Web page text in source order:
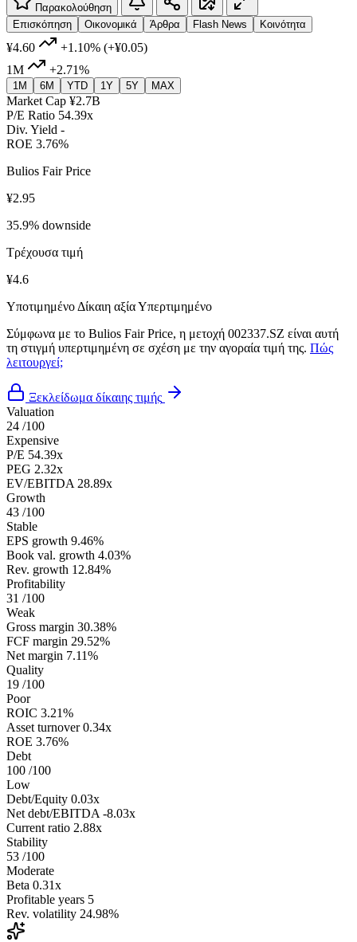
Παρακολούθηση
Επισκόπηση
Οικονομικά Άρθρα Flash News Κοινότητα
¥4.60 +1.10% (+¥0.05)
1M
+2.71%
1M 6M YTD 1Y 5Y MAX
Market Cap ¥2.7B
P/E Ratio 54.39x
Div. Yield -
ROE 3.76%
Bulios Fair Price
¥2.95
35.9% downside
Τρέχουσα τιμή
¥4.6
Υποτιμημένο Δίκαιη αξίαΥπερτιμημένο
Σύμφωνα με το Bulios Fair Price, η μετοχή 002337.SZ είναι αυτή
τη στιγμή υπερτιμημένη σε σχέση με την αγοραία τιμή της. Πώς
λειτουργεί;
Ξεκλείδωμα δίκαιης τιμής
Valuation
24 /100
Expensive
P/E 54.39x
PEG 2.32x
EV/EBITDA 28.89x
Growth
43 /100
Stable
EPS growth 9.46%
Book val. growth 4.03%
Rev. growth 12.84%
Profitability
31 /100
Weak
Gross margin 30.38%
FCF margin 29.52%
Net margin 7.11%
Quality
19 /100
Poor
ROIC 3.21%
Asset turnover 0.34x
ROE 3.76%
Debt
100 /100
Low
Debt/Equity 0.03x
Net debt/EBITDA -8.03x
Current ratio 2.88x
Stability
53 /100
Moderate
Beta 0.31x
Profitable years 5
Rev. volatility 24.98%